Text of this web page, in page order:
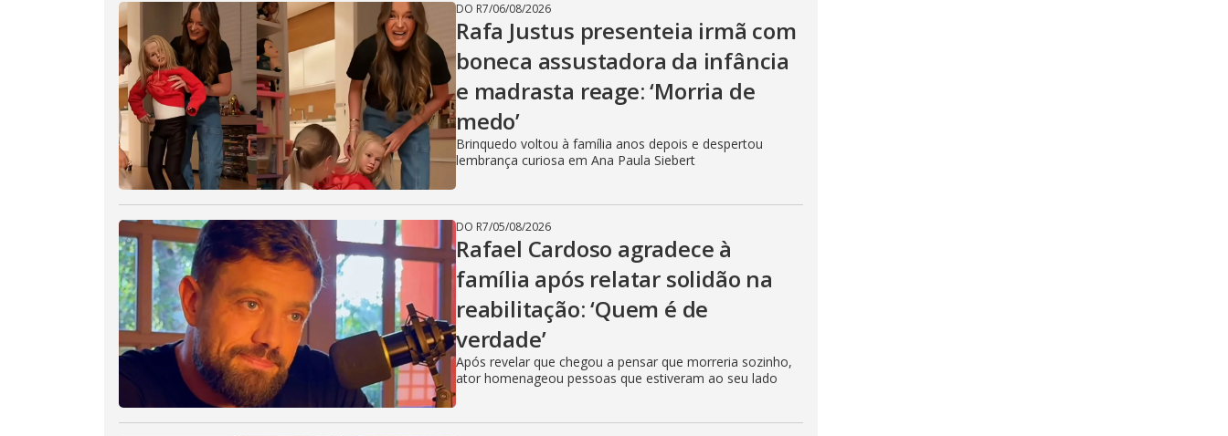
DO R7/06/08/2026
Rafa Justus presenteia irmã com
boneca assustadora da infância
e madrasta reage: ‘Morria de
medo’
Brinquedo voltou à família anos depois e despertou
lembrança curiosa em Ana Paula Siebert
DO R7/05/08/2026
Rafael Cardoso agradece à
família após relatar solidão na
reabilitação: ‘Quem é de
verdade’
Após revelar que chegou a pensar que morreria sozinho,
ator homenageou pessoas que estiveram ao seu lado